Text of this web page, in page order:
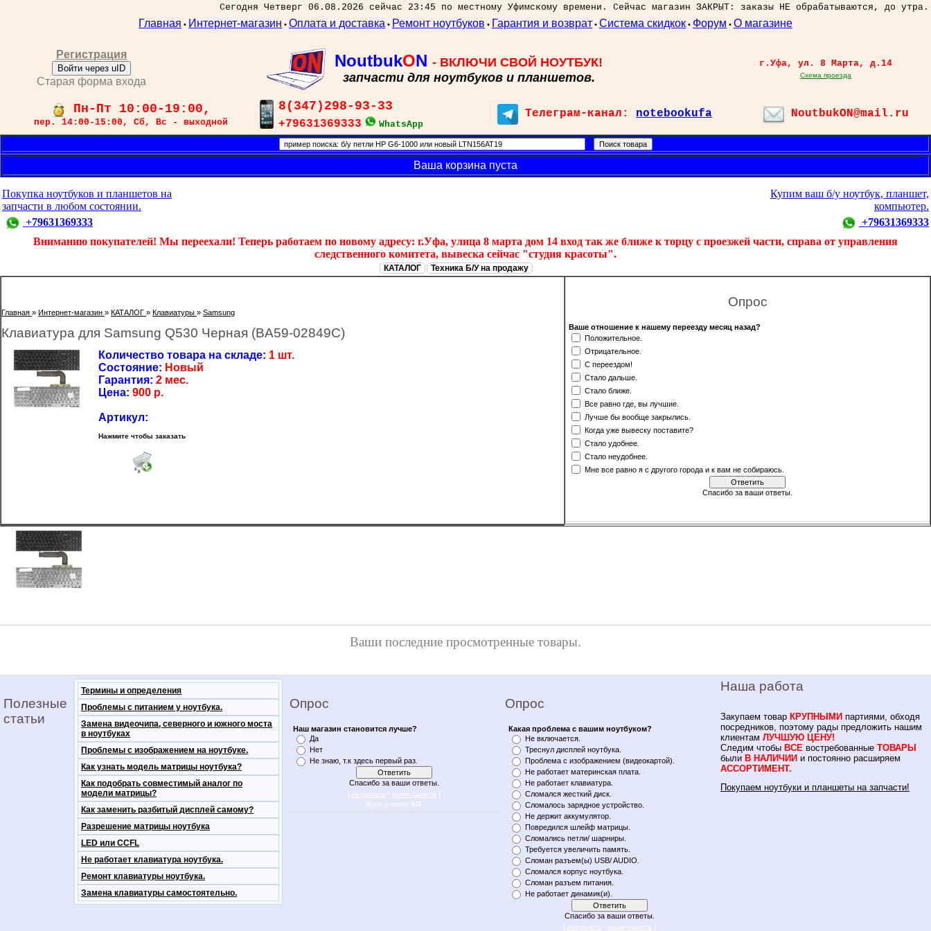
Сегодня Четверг 06.08.2026 сейчас 23:45 по местному Уфимскому времени. Сейчас магазин ЗАКРЫТ: заказы НЕ обрабатываются, до утра.
Главная • Интернет-магазин • Оплата и доставка • Ремонт ноутбуков • Гарантия и возврат • Система скидкок • Форум • О магазине
Регистрация
Войти через uID
Старая форма входа
NoutbukON - ВКЛЮЧИ СВОЙ НОУТБУК!
запчасти для ноутбуков и планшетов.
г.Уфа, ул. 8 Марта, д.14
Схема проезда
Пн-Пт 10:00-19:00,
пер. 14:00-15:00, Сб, Вс - выходной
8(347)298-93-33
+79631369333 WhatsApp
Телеграм-канал: notebookufa NoutbukON@mail.ru
Ваша корзина пуста
Покупка ноутбуков и планшетов на
запчасти в любом состоянии.
+79631369333
Купим ваш б/у ноутбук, планшет,
компьютер.
+79631369333
Вниманию покупателей! Мы переехали! Теперь работаем по новому адресу: г.Уфа, улица 8 марта дом 14 вход так же ближе к торцу с проезжей части, справа от управления
следственного комитета, вывеска сейчас "студия красоты".
КАТАЛОГ Техника Б/У на продажу
Главная » Интернет-магазин » КАТАЛОГ » Клавиатуры » Samsung
Клавиатура для Samsung Q530 Черная (BA59-02849C)
Количество товара на складе: 1 шт.
Состояние: Новый
Гарантия: 2 мес.
Цена: 900 р.
Артикул:
Нажмите чтобы заказать
Опрос
Ваше отношение к нашему переезду месяц назад?
Положительное.
Отрицательное.
С переездом!
Стало дальше.
Стало ближе.
Все равно где, вы лучшие.
Лучше бы вообще закрылись.
Когда уже вывеску поставите?
Стало удобнее.
Стало неудобнее.
Мне все равно я с другого города и к вам не собираюсь.
Спасибо за ваши ответы.
Ваши последние просмотренные товары.
Полезные
статьи
Термины и определения
Проблемы с питанием у ноутбука.
Замена видеочипа, северного и южного моста
в ноутбуках
Проблемы с изображением на ноутбуке.
Как узнать модель матрицы ноутбука?
Как подобрать совместимый аналог по
модели матрицы?
Как заменить разбитый дисплей самому?
Разрешение матрицы ноутбука
LED или CCFL
Не работает клавиатура ноутбука.
Ремонт клавиатуры ноутбука.
Замена клавиатуры самостоятельно.
Опрос
Наш магазин становится лучше?
Да
Нет
Не знаю, т.к здесь первый раз.
Спасибо за ваши ответы.
616
Опрос
Какая проблема с вашим ноутбуком?
Не включается.
Треснул дисплей ноутбука.
Проблема с изображением (видеокартой).
Не работает материнская плата.
Не работает клавиатура.
Сломался жесткий диск.
Сломалось зарядное устройство.
Не держит аккумулятор.
Повредился шлейф матрицы.
Сломались петли/ шарниры.
Требуется увеличить память.
Сломан разъем(ы) USB/ AUDIO.
Сломался корпус ноутбука.
Сломан разъем питания.
Не работает динамик(и).
Спасибо за ваши ответы.
Наша работа
Закупаем товар КРУПНЫМИ партиями, обходя
посредников, поэтому рады предложить нашим
клиентам ЛУЧШУЮ ЦЕНУ!
Следим чтобы ВСЕ востребованные ТОВАРЫ
были В НАЛИЧИИ и постоянно расширяем
АССОРТИМЕНТ.
Покупаем ноутбуки и планшеты на запчасти!